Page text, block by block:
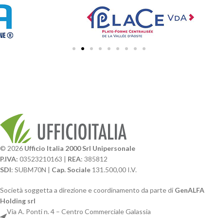
© 2026 Ufficio Italia 2000 Srl Unipersonale
P.IVA: 03523210163 | REA: 385812
SDI: SUBM70N | Cap. Sociale 131.500,00 I.V.
Società soggetta a direzione e coordinamento da parte di GenALFA
Holding srl
Via A. Ponti n. 4 – Centro Commerciale Galassia